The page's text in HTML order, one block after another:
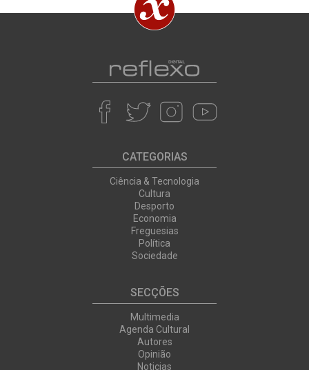
CATEGORIAS
Ciência & Tecnologia
Cultura
Desporto
Economia
Freguesias
Política
Sociedade
SECÇÕES
Multimedia
Agenda Cultural
Autores
Opinião
Noticias